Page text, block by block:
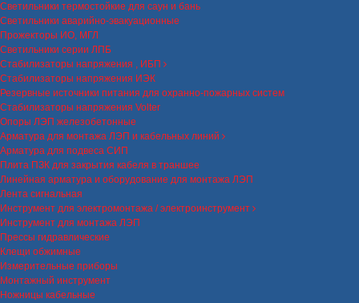
Светильники термостойкие для саун и бань
Светильники аварийно-эвакуационные
Прожекторы ИО, МГЛ
Светильники серии ЛПБ
Стабилизаторы напряжения , ИБП
Стабилизаторы напряжения ИЭК
Резервные источники питания для охранно-пожарных систем
Стабилизаторы напряжения Volter
Опоры ЛЭП железобетонные
Арматура для монтажа ЛЭП и кабельных линий
Арматура для подвеса СИП
Плита ПЗК для закрытия кабеля в траншее
Линейная арматура и оборудование для монтажа ЛЭП
Лента сигнальная
Инструмент для электромонтажа / электроинструмент
Инструмент для монтажа ЛЭП
Прессы гидравлические
Клещи обжимные
Измерительные приборы
Монтажный инструмент
Ножницы кабельные